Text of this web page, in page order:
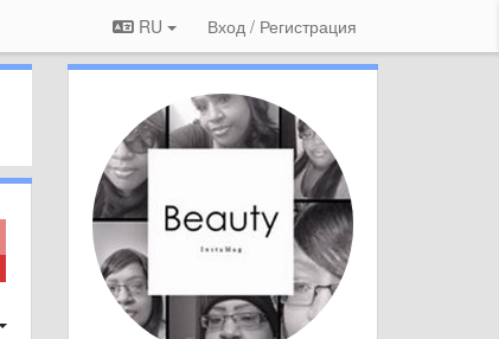
RU Вход / Регистрация